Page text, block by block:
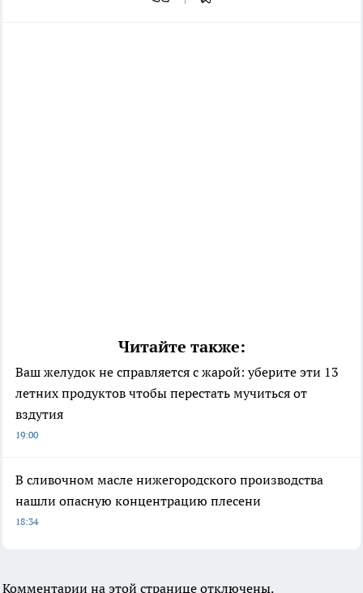
Читайте также:
Ваш желудок не справляется с жарой: уберите эти 13
летних продуктов чтобы перестать мучиться от
вздутия
19:00
В сливочном масле нижегородского производства
нашли опасную концентрацию плесени
18:34
Комментарии на этой странице отключены.